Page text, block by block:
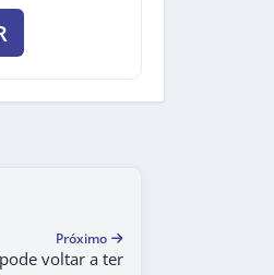
Próximo
voltar a ter